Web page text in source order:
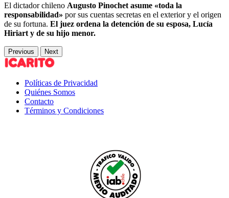
El dictador chileno Augusto Pinochet asume «toda la
responsabilidad» por sus cuentas secretas en el exterior y el origen
de su fortuna. El juez ordena la detención de su esposa, Lucía
Hiriart y de su hijo menor.
Previous Next
Políticas de Privacidad
Quiénes Somos
Contacto
Términos y Condiciones